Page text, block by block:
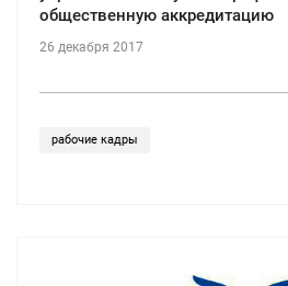
общественную аккредитацию
26 декабря 2017
рабочие кадры